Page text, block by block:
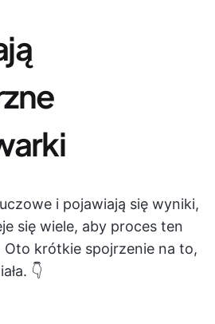
i pojawiają się wyniki,
się wiele, aby proces ten
Oto krótkie spojrzenie na to,
👇